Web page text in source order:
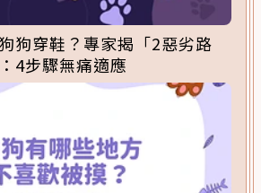
狗穿鞋？專家揭「2惡劣路
4步驟無痛適應